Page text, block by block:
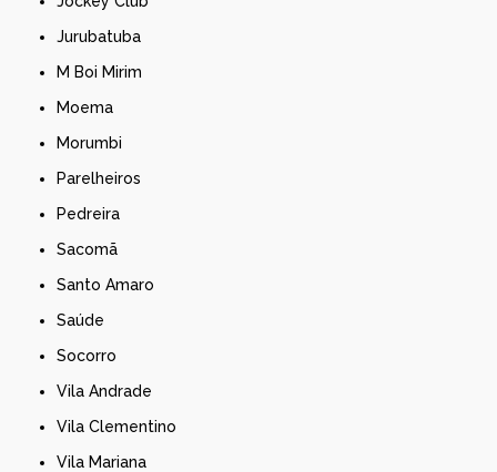
Jurubatuba
M Boi Mirim
Moema
Morumbi
Parelheiros
Pedreira
Sacomã
Santo Amaro
Saúde
Socorro
Vila Andrade
Vila Clementino
Vila Mariana